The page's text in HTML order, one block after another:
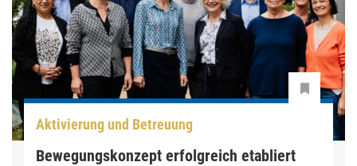
Aktivierung und Betreuung
Bewegungskonzept erfolgreich etabliert